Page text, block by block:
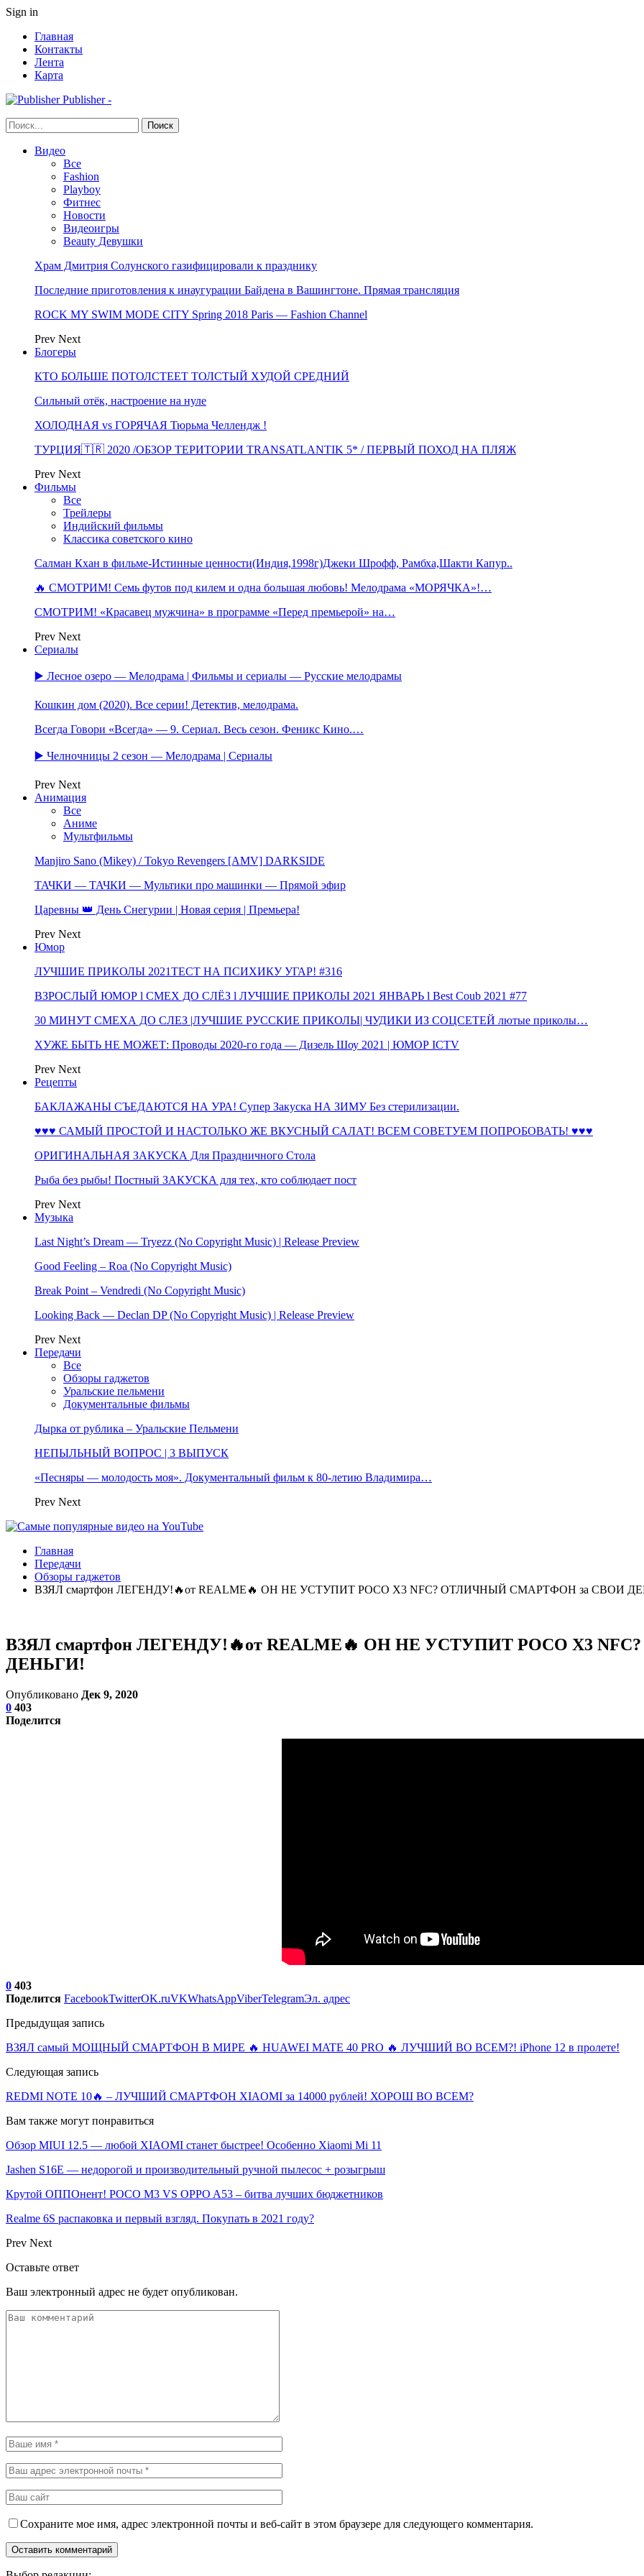
Sign in
Главная
Контакты
Лента
Карта
Publisher -
Видео
Все
Fashion
Playboy
Фитнес
Новости
Видеоигры
Beauty Девушки
Храм Дмитрия Солунского газифицировали к празднику
Последние приготовления к инаугурации Байдена в Вашингтоне. Прямая трансляция
ROCK MY SWIM MODE CITY Spring 2018 Paris — Fashion Channel
Prev Next
Блогеры
КТО БОЛЬШЕ ПОТОЛСТЕЕТ ТОЛСТЫЙ ХУДОЙ СРЕДНИЙ
Сильный отёк, настроение на нуле
ХОЛОДНАЯ vs ГОРЯЧАЯ Тюрьма Челлендж !
ТУРЦИЯ🇹🇷 2020 /ОБЗОР ТЕРИТОРИИ TRANSATLANTIK 5* / ПЕРВЫЙ ПОХОД НА ПЛЯЖ
Prev Next
Фильмы
Все
Трейлеры
Индийский фильмы
Классика советского кино
Салман Кхан в фильме-Истинные ценности(Индия,1998г)Джеки Шрофф, Рамбха,Шакти Капур..
🔥 СМОТРИМ! Семь футов под килем и одна большая любовь! Мелодрама «МОРЯЧКА»!…
СМОТРИМ! «Красавец мужчина» в программе «Перед премьерой» на…
Prev Next
Сериалы
▶️ Лесное озеро — Мелодрама | Фильмы и сериалы — Русские мелодрамы
Кошкин дом (2020). Все серии! Детектив, мелодрама.
Всегда Говори «Всегда» — 9. Сериал. Весь сезон. Феникс Кино.…
▶️ Челночницы 2 сезон — Мелодрама | Сериалы
Prev Next
Анимация
Все
Аниме
Мультфильмы
Manjiro Sano (Mikey) / Tokyo Revengers [AMV] DARKSIDE
ТАЧКИ — ТАЧКИ — Мультики про машинки — Прямой эфир
Царевны 👑 День Снегурии | Новая серия | Премьера!
Prev Next
Юмор
ЛУЧШИЕ ПРИКОЛЫ 2021ТЕСТ НА ПСИХИКУ УГАР! #316
ВЗРОСЛЫЙ ЮМОР l СМЕХ ДО СЛЁЗ l ЛУЧШИЕ ПРИКОЛЫ 2021 ЯНВАРЬ l Best Coub 2021 #77
30 МИНУТ СМЕХА ДО СЛЕЗ |ЛУЧШИЕ РУССКИЕ ПРИКОЛЫ| ЧУДИКИ ИЗ СОЦСЕТЕЙ лютые приколы…
ХУЖЕ БЫТЬ НЕ МОЖЕТ: Проводы 2020-го года — Дизель Шоу 2021 | ЮМОР ICTV
Prev Next
Рецепты
БАКЛАЖАНЫ СЪЕДАЮТСЯ НА УРА! Супер Закуска НА ЗИМУ Без стерилизации.
♥♥♥ САМЫЙ ПРОСТОЙ И НАСТОЛЬКО ЖЕ ВКУСНЫЙ САЛАТ! ВСЕМ СОВЕТУЕМ ПОПРОБОВАТЬ! ♥♥♥
ОРИГИНАЛЬНАЯ ЗАКУСКА Для Праздничного Стола
Рыба без рыбы! Постный ЗАКУСКА для тех, кто соблюдает пост
Prev Next
Музыка
Last Night’s Dream — Tryezz (No Copyright Music) | Release Preview
Good Feeling – Roa (No Copyright Music)
Break Point – Vendredi (No Copyright Music)
Looking Back — Declan DP (No Copyright Music) | Release Preview
Prev Next
Передачи
Все
Обзоры гаджетов
Уральские пельмени
Документальные фильмы
Дырка от рублика – Уральские Пельмени
НЕПЫЛЬНЫЙ ВОПРОС | 3 ВЫПУСК
«Песняры — молодость моя». Документальный фильм к 80-летию Владимира…
Prev Next
Главная
Передачи
Обзоры гаджетов
ВЗЯЛ смартфон ЛЕГЕНДУ!🔥от REALME🔥 ОН НЕ УСТУПИТ POCO X3 NFC? ОТЛИЧНЫЙ СМАРТФОН за СВОИ
ВЗЯЛ смартфон ЛЕГЕНДУ!🔥от REALME🔥 ОН НЕ УСТУПИТ POCO X3
ДЕНЬГИ!
Опубликовано Дек 9, 2020
0 403
Поделится
0 403
Поделится FacebookTwitterOK.ruVKWhatsAppViberTelegramЭл. адрес
Предыдущая запись
ВЗЯЛ самый МОЩНЫЙ СМАРТФОН В МИРЕ 🔥 HUAWEI MATE 40 PRO 🔥 ЛУЧШИЙ ВО ВСЕМ?! iPhone 12 в пролете!
Следующая запись
REDMI NOTE 10🔥 – ЛУЧШИЙ СМАРТФОН XIAOMI за 14000 рублей! ХОРОШ ВО ВСЕМ?
Вам также могут понравиться
Обзор MIUI 12.5 — любой XIAOMI станет быстрее! Особенно Xiaomi Mi 11
Jashen S16E — недорогой и производительный ручной пылесос + розыгрыш
Крутой ОППОнент! POCO M3 VS OPPO A53 – битва лучших бюджетников
Realme 6S распаковка и первый взгляд. Покупать в 2021 году?
Prev Next
Оставьте ответ
Ваш электронный адрес не будет опубликован.
Сохраните мое имя, адрес электронной почты и веб-сайт в этом браузере для следующего комментария.